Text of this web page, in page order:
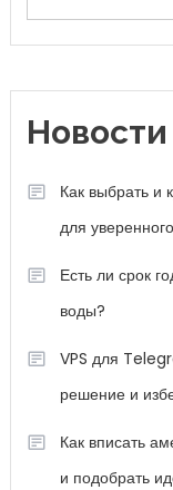
Новости
Как выбрать и
для
Есть ли срок
воды?
VPS для
решение и
Как вписать
и подобрать